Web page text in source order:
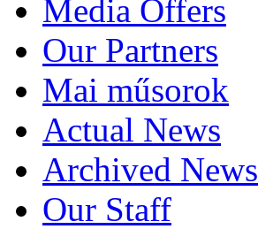
Media Offers
Our Partners
Mai műsorok
Actual News
Archived News
Our Staff